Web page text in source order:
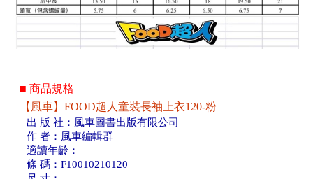
■ 商品規格
【風車】FOOD超人童裝長袖上衣120-粉
出 版 社：風車圖書出版有限公司
作 者：風車編輯群
適讀年齡：
條 碼：F10010210120